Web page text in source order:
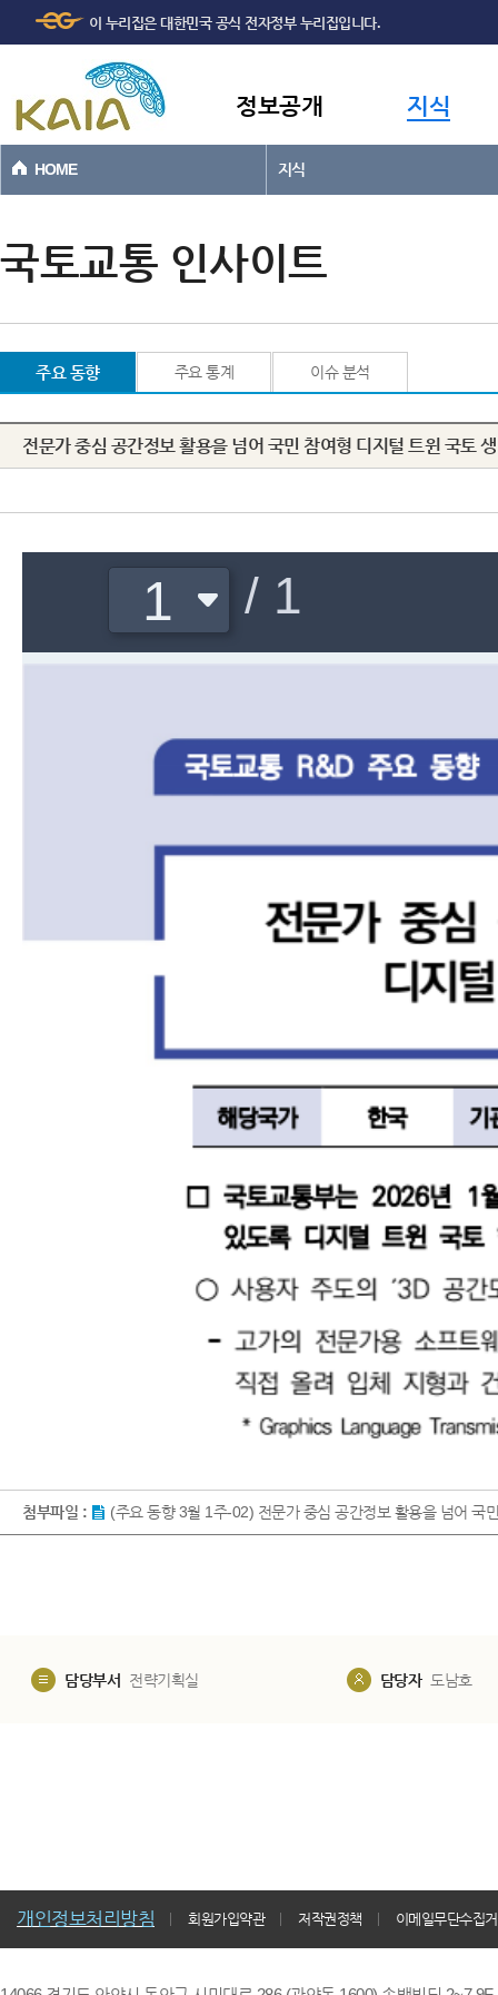
본문바로가기
이 누리집은 대한민국 공식 전자정부 누리집입니다.
정보공개 지식
HOME 지식
국토교통 인사이트
주요 동향 주요 통계 이슈 분석
전문가 중심 공간정보 활용을 넘어 국민 참여형 디지털 트윈 국토
첨부파일 : (주요 동향 3월 1주-02) 전문가 중심 공간정보 활용을 넘어 국
담당부서 전략기획실 담당자 도남호
개인정보처리방침 회원가입약관 저작권정책 이메일무단수집